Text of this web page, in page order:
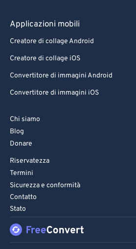
Applicazioni mobili
Creatore di collage Android
Creatore di collage iOS
Convertitore di immagini Android
Convertitore di immagini iOS
Chi siamo
Blog
Donare
Riservatezza
Termini
Sicurezza e conformità
Contatto
Stato